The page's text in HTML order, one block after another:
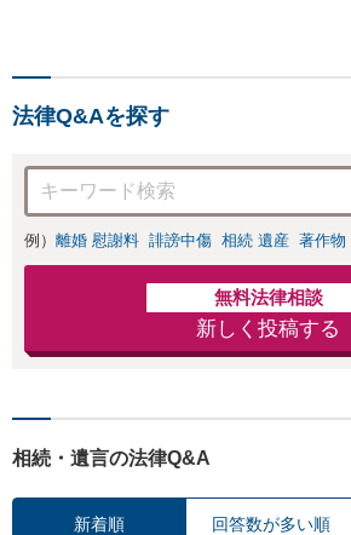
法律Q&Aを探す
例） 離婚 慰謝料 誹謗中傷 相続 遺産 著作物
無料法律相談
新しく投稿する
相続・遺言の法律Q&A
新着順 回答数が多い順